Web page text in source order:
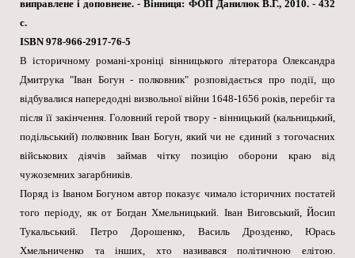
виправлене і доповнене. - Вінниця: ФОП Данилюк В.Г., 2010. - 432
с.
ISBN 978-966-2917-76-5
В історичному романі-хроніці вінницького літератора Олександра
Дмитрука "Іван Богун - полковник" розповідається про події, що
відбувалися напередодні визвольної війни 1648-1656 років, перебіг та
після її закінчення. Головний герой твору - вінницький (кальницький,
подільський) полковник Іван Богун, який чи не єдиний з тогочасних
військових діячів займав чітку позицію оборони краю від
чужоземних загарбників.
Поряд із Іваном Богуном автор показує чимало історичних постатей
того періоду, як от Богдан Хмельницький. Іван Виговський, Йосип
Тукальський. Петро Дорошенко, Василь Дрозденко, Юрась
Хмельниченко та інших, хто називався політичною елітою.